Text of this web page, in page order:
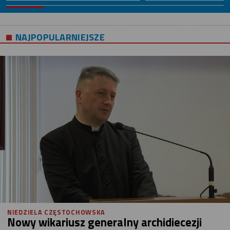
NAJPOPULARNIEJSZE
NIEDZIELA CZĘSTOCHOWSKA
Nowy wikariusz generalny archidiecezji